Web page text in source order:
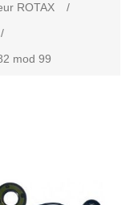
ROTAX
/
/
mod 99